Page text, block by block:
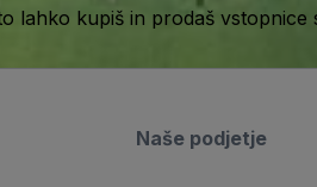
lahko kupiš in prodaš vstopnice
Naše podjetje